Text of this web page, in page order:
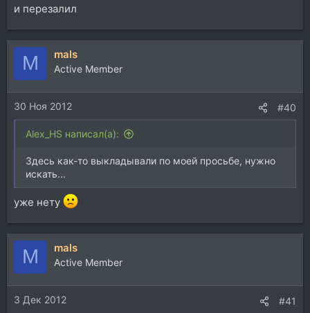
и перезалил
M mals
Active Member
30 Ноя 2012 #40
Alex_HS написал(а):
Здесь как-то выкладывали по моей просьбе, нужно
искать...
уже нету
M mals
Active Member
3 Дек 2012 #41